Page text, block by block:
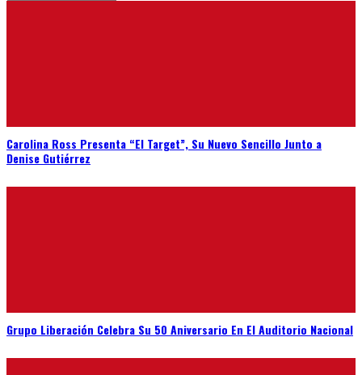
Carolina Ross Presenta “El Target”, Su Nuevo Sencillo Junto a
Denise Gutiérrez
Grupo Liberación Celebra Su 50 Aniversario En El Auditorio Nacional